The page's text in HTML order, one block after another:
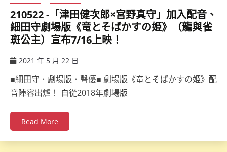
210522 -「津田健次郎×宮野真守」加入配音、
細田守劇場版《竜とそばかすの姫》（龍與雀
斑公主）宣布7/16上映！
2021 年 5 月 22 日
■細田守．劇場版．聲優■ 劇場版《竜とそばかすの姫》配
音陣容出爐！ 自從2018年劇場版
Read More